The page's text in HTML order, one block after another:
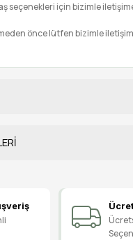
seçenekleri için bizimle
önce lütfen bizimle
Yorum Yaz